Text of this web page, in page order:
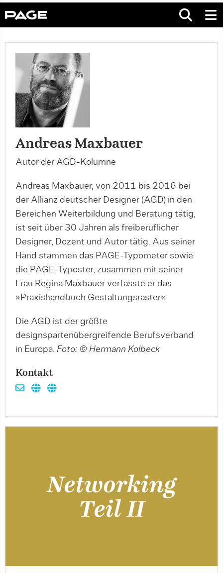
Andreas Maxbauer
Autor der AGD-Kolumne
Andreas Maxbauer, von 2011 bis 2016 bei
der Allianz deutscher Designer (AGD) in den
Bereichen Weiterbildung und Beratung tätig,
ist seit über 30 Jahren als freiberuflicher
Designer, Dozent und Autor tätig. Aus seiner
Hand stammen das PAGE-Typometer sowie
die PAGE-Typoster, zusammen mit seiner
Frau Regina Maxbauer verfasste er das
»Praxishandbuch Gestaltungsraster«.
Die AGD ist der größte
designspartenübergreifende Berufsverband
in Europa. Foto: © Hermann Kolbeck
Kontakt